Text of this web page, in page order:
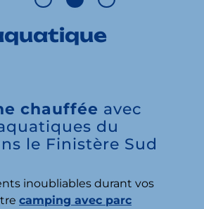
chauffée avec
du
le Finistère Sud
inoubliables durant vos
camping avec parc